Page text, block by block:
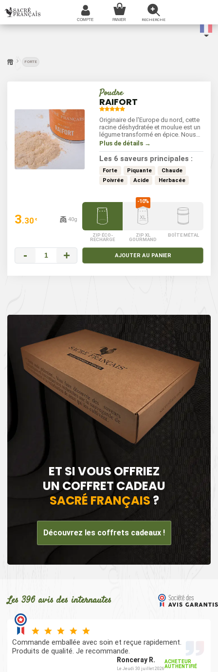
FORTE
Poudre
RAIFORT
Originaire de l'Europe du nord, cette
racine déshydratée et moulue est un
légume transformé en épice. Nous
consommons principalement les
Cousin du radis il se distingue par sa
saveur particulièrement prononcée,
piquante et poivrée.
Plus de détails →
Les 6 saveurs principales :
Forte Piquante
Chaude
Poivrée
Acide Herbacée
3.30 € 40g
ZIP ÉCO-
RECHARGE
ZIP XL
GOURMAND
BOÎTE MÉTAL
- + AJOUTER AU PANIER
ET SI VOUS OFFRIEZ
UN COFFRET CADEAU
SACRÉ FRANÇAIS ?
Découvrez les coffrets cadeaux !
Les 396 avis des internautes
Commande emballée avec soin et reçue rapidement.
Produits de qualité. Je recommande.
Ronceray R.
Le Jeudi 30 juillet 2026
ACHETEUR
AUTHENTIFIÉ